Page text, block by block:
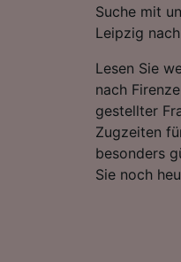
Suche mit
Leipzig
Lesen Sie
nach
gestellter
Zugzeiten
besonders
Sie noch